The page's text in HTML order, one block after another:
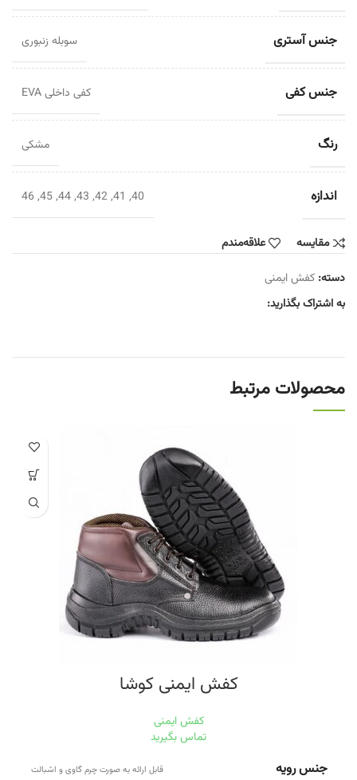
جنس آستری سوبله زنبوری
جنس کفی کفی داخلی EVA
رنگ مشکی
اندازه 40, 41, 42, 43, 44, 45, 46
مقایسه
علاقه‌مندم
دسته: کفش ایمنی
به اشتراک بگذارید:
محصولات مرتبط
کفش ایمنی کوشا
کفش ایمنی
تماس بگیرید
جنس رویه قابل ارائه به صورت چرم گاوی و اشبالت